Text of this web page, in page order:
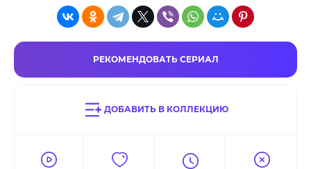
РЕКОМЕНДОВАТЬ СЕРИАЛ
ДОБАВИТЬ В КОЛЛЕКЦИЮ